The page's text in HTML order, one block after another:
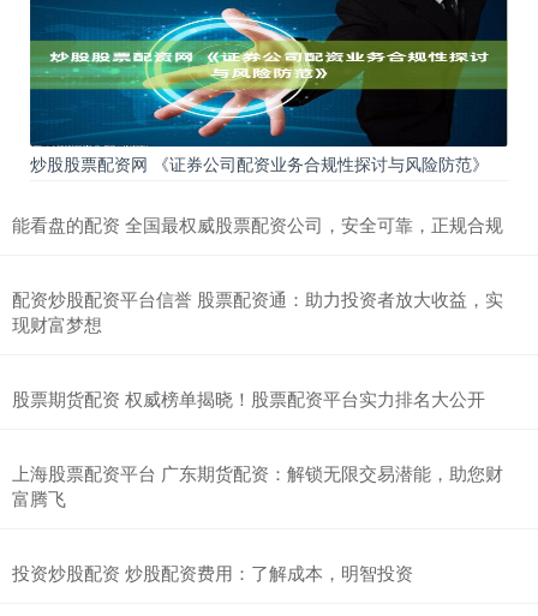
炒股股票配资网 《证券公司配资业务合规性探讨与风险防范》
能看盘的配资 全国最权威股票配资公司，安全可靠，正规合规
配资炒股配资平台信誉 股票配资通：助力投资者放大收益，实
现财富梦想
股票期货配资 权威榜单揭晓！股票配资平台实力排名大公开
上海股票配资平台 广东期货配资：解锁无限交易潜能，助您财
富腾飞
投资炒股配资 炒股配资费用：了解成本，明智投资